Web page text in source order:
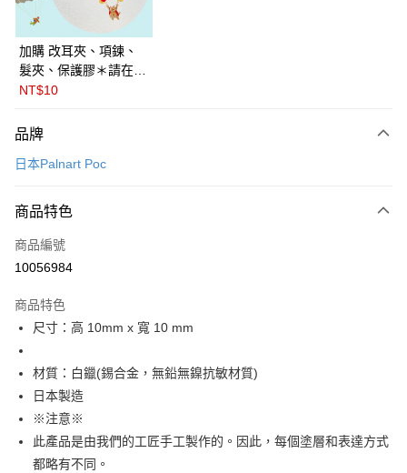
Google Pay
全盈+PAY
ATM付款
每筆NT$60
付款後萊爾富取貨
付款後7-11取貨
宅配
每筆NT$60，滿NT$1,000(含以上)免運費
海外配送
加購 改耳夾、項鍊、
髮夾、保護膠＊請在訂
單備註商品及欲修改的
PalnartPoc + 🇬🇧英國
FABLE 寓言
NT$10
品牌
日本Palnart Poc
商品特色
商品編號
10056984
商品特色
尺寸：高 10mm x 寬 10 mm
材質：白鑞(錫合金，無鉛無鎳抗敏材質)
日本製造
※注意※
此產品是由我們的工匠手工製作的。因此，每個塗層和表達方式
都略有不同。